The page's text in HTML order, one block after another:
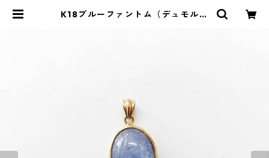
K18ブルーファントム（デュモルチ